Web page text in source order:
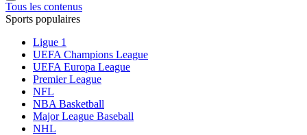
Tous les contenus
Sports populaires
Ligue 1
UEFA Champions League
UEFA Europa League
Premier League
NFL
NBA Basketball
Major League Baseball
NHL